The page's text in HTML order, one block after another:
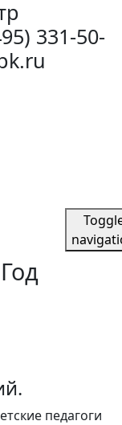
331-50-
педагоги